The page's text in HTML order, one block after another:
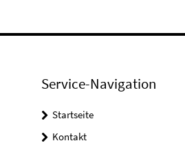
Service-Navigation
Startseite
Kontakt